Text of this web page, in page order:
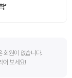
’
회원이 없습니다.
어 보세요!